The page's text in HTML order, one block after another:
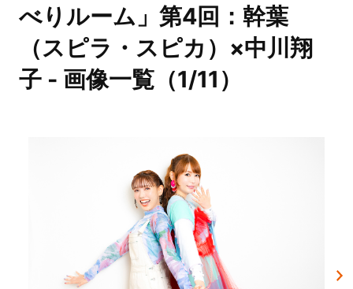
べりルーム」第4回：幹葉
（スピラ・スピカ）×中川翔
子 - 画像一覧（1/11）